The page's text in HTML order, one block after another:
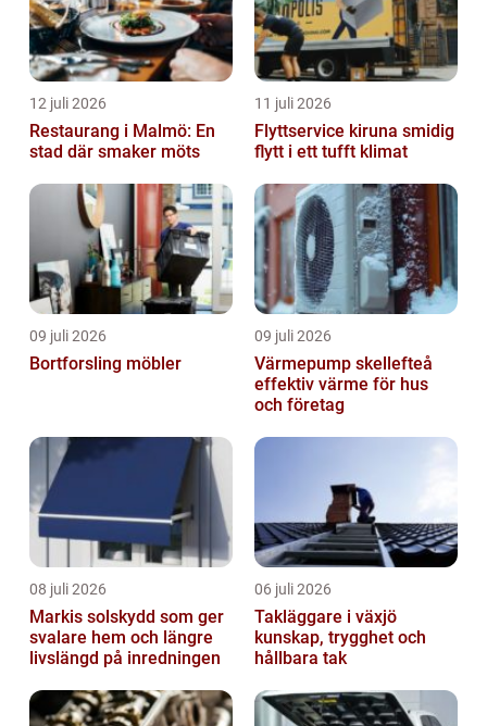
12 juli 2026
Restaurang i Malmö: En
stad där smaker möts
11 juli 2026
Flyttservice kiruna smidig
flytt i ett tufft klimat
09 juli 2026
Bortforsling möbler
09 juli 2026
Värmepump skellefteå
effektiv värme för hus
och företag
08 juli 2026
Markis solskydd som ger
svalare hem och längre
livslängd på inredningen
06 juli 2026
Takläggare i växjö
kunskap, trygghet och
hållbara tak